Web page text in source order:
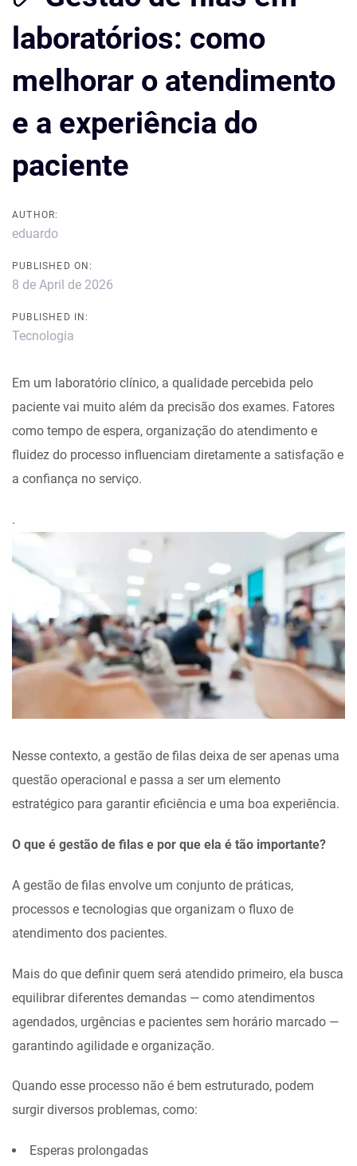
laboratórios: como
melhorar o atendimento
e a experiência do
paciente
AUTHOR:
eduardo
PUBLISHED ON:
8 de April de 2026
PUBLISHED IN:
Tecnologia
Em um laboratório clínico, a qualidade percebida pelo
paciente vai muito além da precisão dos exames. Fatores
como tempo de espera, organização do atendimento e
fluidez do processo influenciam diretamente a satisfação e
a confiança no serviço.
.
Nesse contexto, a gestão de filas deixa de ser apenas uma
questão operacional e passa a ser um elemento
estratégico para garantir eficiência e uma boa experiência.
O que é gestão de filas e por que ela é tão importante?
A gestão de filas envolve um conjunto de práticas,
processos e tecnologias que organizam o fluxo de
atendimento dos pacientes.
Mais do que definir quem será atendido primeiro, ela busca
equilibrar diferentes demandas — como atendimentos
agendados, urgências e pacientes sem horário marcado —
garantindo agilidade e organização.
Quando esse processo não é bem estruturado, podem
surgir diversos problemas, como:
Esperas prolongadas